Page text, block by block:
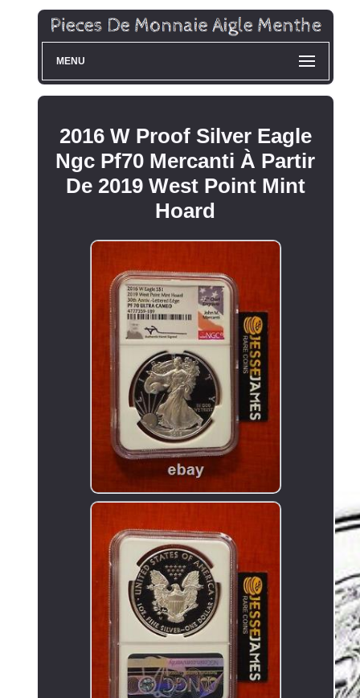
MENU
2016 W Proof Silver Eagle
Ngc Pf70 Mercanti À Partir
De 2019 West Point Mint
Hoard